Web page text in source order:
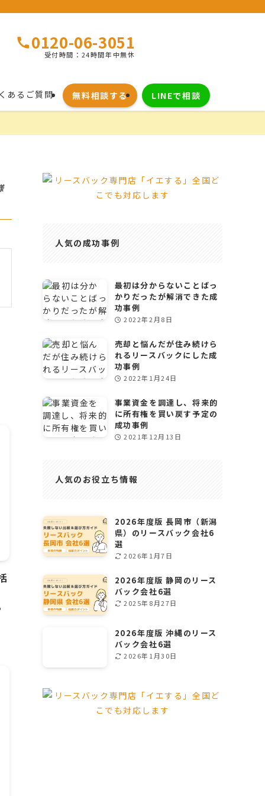
あるご質問 無料相談する LINEで相談
0120-06-3051
受付時間：24時間年中無休
人気の成功事例
最初は分からないことばっ
かりだったが解消できた成
功事例
2022年2月8日
売却と悩んだが住み続けら
れるリースバックにした成
功事例
2022年1月24日
事業資金を調達し、将来的
に所有権を買い戻す予定の
成功事例
2021年12月13日
人気のお役立ち情報
2026年度版 長岡市（新潟
県）のリースバック会社6
選
2026年1月7日
2026年度版 静岡のリース
バック会社6選
2025年8月27日
2026年度版 沖縄のリース
バック会社6選
2026年1月30日